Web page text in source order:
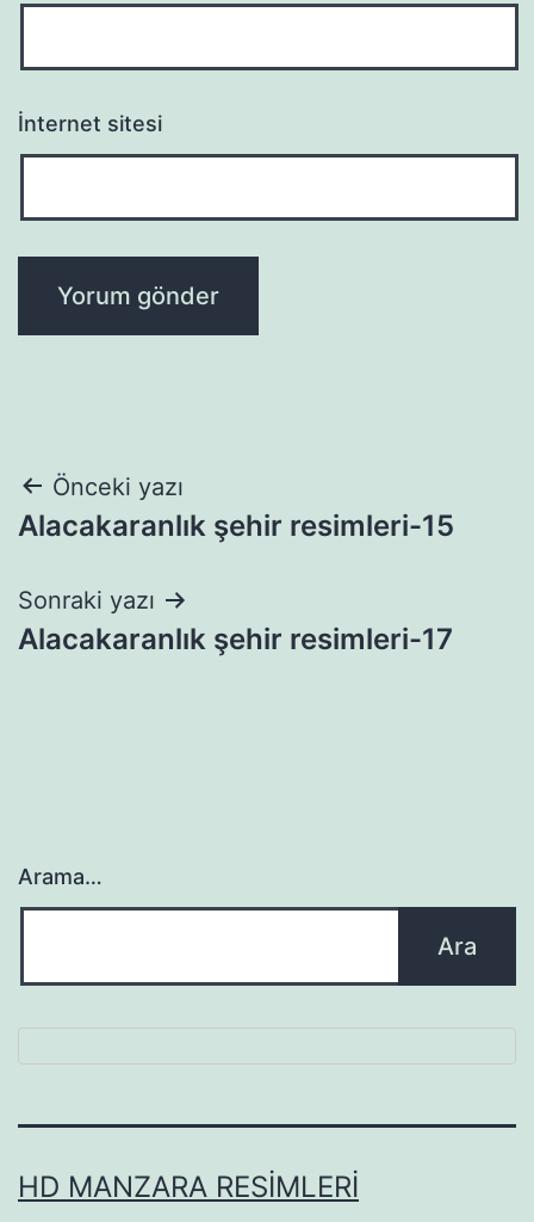
İnternet sitesi
Yazı
gezinmesi
Önceki yazı
Alacakaranlık şehir resimleri-15
Sonraki yazı
Alacakaranlık şehir resimleri-17
Arama…
HD MANZARA RESIMLERI